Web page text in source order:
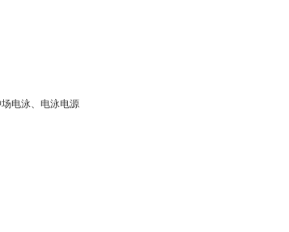
电泳、电泳电源